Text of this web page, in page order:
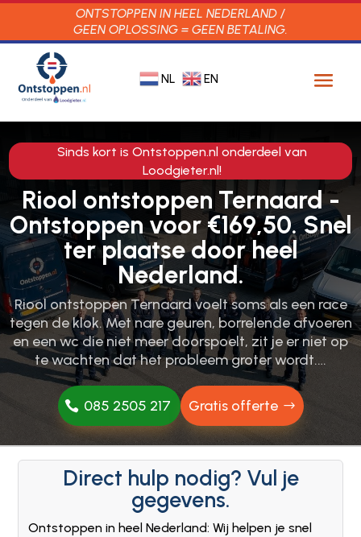
ONTSTOPPEN IN HEEL NEDERLAND /
GEEN OPLOSSING = GEEN BETALING.
NL EN
Sinds kort is Ontstoppen.nl onderdeel van
Loodgieter.nl!
Riool ontstoppen Ternaard -
Ontstoppen voor €169,50. Snel
ter plaatse door heel
Nederland.
Riool ontstoppen Ternaard voelt soms als een race
tegen de klok.​ Met nare geuren, borrelende afvoeren
en een wc die niet meer doorspoelt, zit je er niet op
te wachten dat het probleem groter wordt.​…
085 2505 217 Gratis offerte
Direct hulp nodig? Vul je
gegevens.
Ontstoppen in heel Nederland: Wij helpen je snel